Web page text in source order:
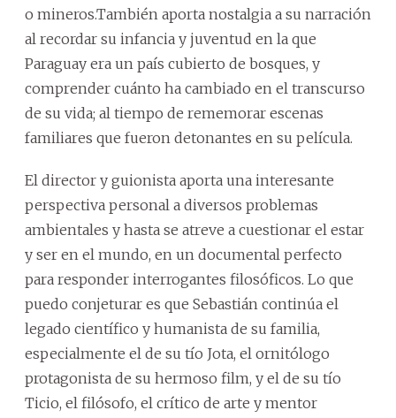
o mineros.También aporta nostalgia a su narración
al recordar su infancia y juventud en la que
Paraguay era un país cubierto de bosques, y
comprender cuánto ha cambiado en el transcurso
de su vida; al tiempo de rememorar escenas
familiares que fueron detonantes en su película.
El director y guionista aporta una interesante
perspectiva personal a diversos problemas
ambientales y hasta se atreve a cuestionar el estar
y ser en el mundo, en un documental perfecto
para responder interrogantes filosóficos. Lo que
puedo conjeturar es que Sebastián continúa el
legado científico y humanista de su familia,
especialmente el de su tío Jota, el ornitólogo
protagonista de su hermoso film, y el de su tío
Ticio, el filósofo, el crítico de arte y mentor